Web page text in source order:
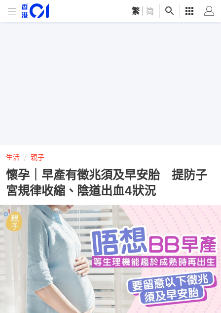
繁 简
生活 親子
懷孕｜早產有徵兆須及早安胎 提防子
宮規律收縮、陰道出血4狀況